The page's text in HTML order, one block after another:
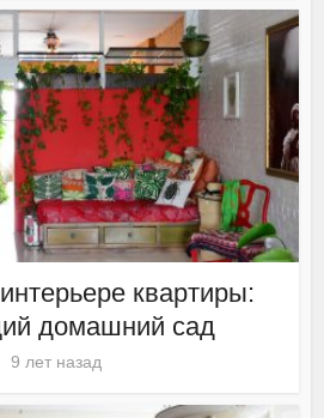
квартиры:
домашний сад
9 лет назад